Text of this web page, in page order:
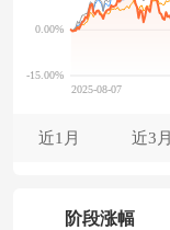
近1月 近3月
阶段涨幅